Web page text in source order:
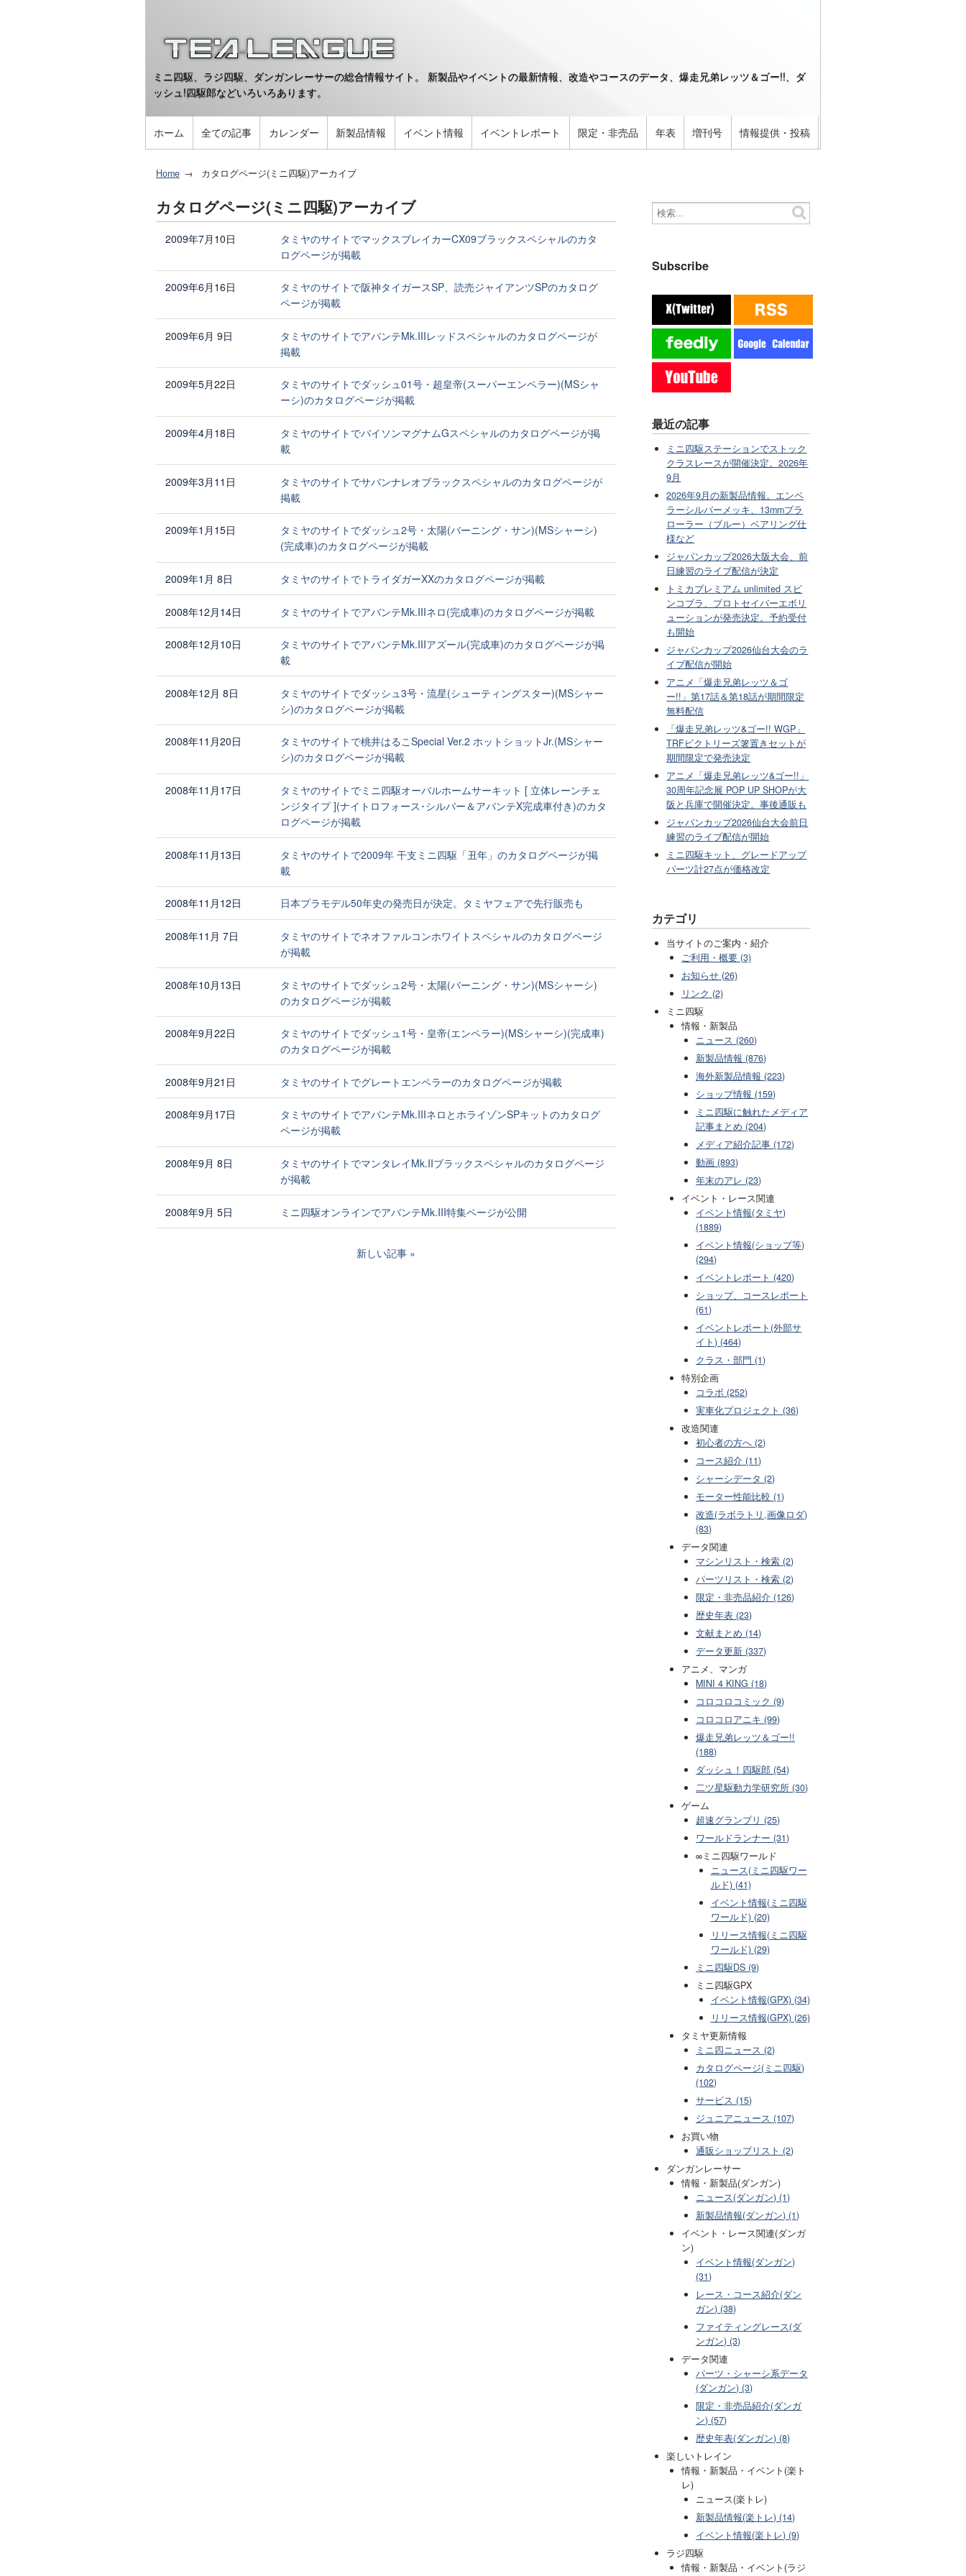
ミニ四駆、ラジ四駆、ダンガンレーサーの総合情報サイト。 新製品やイベントの最新情報、改造やコースのデータ、爆走兄弟レッツ＆ゴー!!、ダ
ッシュ!四駆郎などいろいろあります。
ホーム 全ての記事 カレンダー 新製品情報 イベント情報 イベントレポート 限定・非売品 年表 増刊号 情報提供・投稿
Home カタログページ(ミニ四駆)アーカイブ
カタログページ(ミニ四駆)アーカイブ
2009年7月10日
タミヤのサイトでマックスブレイカーCX09ブラックスペシャルのカタ
ログページが掲載
2009年6月16日
タミヤのサイトで阪神タイガースSP、読売ジャイアンツSPのカタログ
ページが掲載
2009年6月 9日
タミヤのサイトでアバンテMk.IIIレッドスペシャルのカタログページが
掲載
2009年5月22日
タミヤのサイトでダッシュ01号・超皇帝(スーパーエンペラー)(MSシャ
ーシ)のカタログページが掲載
2009年4月18日
タミヤのサイトでバイソンマグナムGスペシャルのカタログページが掲
載
2009年3月11日
タミヤのサイトでサバンナレオブラックスペシャルのカタログページが
掲載
2009年1月15日
タミヤのサイトでダッシュ2号・太陽(バーニング・サン)(MSシャーシ)
(完成車)のカタログページが掲載
2009年1月 8日 タミヤのサイトでトライダガーXXのカタログページが掲載
2008年12月14日 タミヤのサイトでアバンテMk.IIIネロ(完成車)のカタログページが掲載
2008年12月10日
タミヤのサイトでアバンテMk.IIIアズール(完成車)のカタログページが掲
載
2008年12月 8日
タミヤのサイトでダッシュ3号・流星(シューティングスター)(MSシャー
シ)のカタログページが掲載
2008年11月20日
タミヤのサイトで桃井はるこSpecial Ver.2 ホットショットJr.(MSシャー
シ)のカタログページが掲載
2008年11月17日
タミヤのサイトでミニ四駆オーバルホームサーキット [ 立体レーンチェ
ンジタイプ ](ナイトロフォース･シルバー＆アバンテX完成車付き)のカタ
ログページが掲載
2008年11月13日
タミヤのサイトで2009年 干支ミニ四駆「丑年」のカタログページが掲
載
2008年11月12日 日本プラモデル50年史の発売日が決定。タミヤフェアで先行販売も
2008年11月 7日
タミヤのサイトでネオファルコンホワイトスペシャルのカタログページ
が掲載
2008年10月13日
タミヤのサイトでダッシュ2号・太陽(バーニング・サン)(MSシャーシ)
のカタログページが掲載
2008年9月22日
タミヤのサイトでダッシュ1号・皇帝(エンペラー)(MSシャーシ)(完成車)
のカタログページが掲載
2008年9月21日 タミヤのサイトでグレートエンペラーのカタログページが掲載
2008年9月17日
タミヤのサイトでアバンテMk.IIIネロとホライゾンSPキットのカタログ
ページが掲載
2008年9月 8日
タミヤのサイトでマンタレイMk.IIブラックスペシャルのカタログページ
が掲載
2008年9月 5日 ミニ四駆オンラインでアバンテMk.III特集ページが公開
新しい記事
Subscribe
最近の記事
ミニ四駆ステーションでストック
クラスレースが開催決定。2026年
9月
2026年9月の新製品情報。エンペ
ラーシルバーメッキ、13mmプラ
ローラー（ブルー）ベアリング仕
様など
ジャパンカップ2026大阪大会、前
日練習のライブ配信が決定
トミカプレミアム unlimited スピ
ンコブラ、プロトセイバーエボリ
ューションが発売決定。予約受付
も開始
ジャパンカップ2026仙台大会のラ
イブ配信が開始
アニメ「爆走兄弟レッツ＆ゴ
ー!!」第17話＆第18話が期間限定
無料配信
「爆走兄弟レッツ&ゴー!! WGP」
TRFビクトリーズ箸置きセットが
期間限定で発売決定
アニメ「爆走兄弟レッツ&ゴー!!」
30周年記念展 POP UP SHOPが大
阪と兵庫で開催決定。事後通販も
ジャパンカップ2026仙台大会前日
練習のライブ配信が開始
ミニ四駆キット、グレードアップ
パーツ計27点が価格改定
カテゴリ
当サイトのご案内・紹介
ご利用・概要 (3)
お知らせ (26)
リンク (2)
ミニ四駆
情報・新製品
ニュース (260)
新製品情報 (876)
海外新製品情報 (223)
ショップ情報 (159)
ミニ四駆に触れたメディア
記事まとめ (204)
メディア紹介記事 (172)
動画 (893)
年末のアレ (23)
イベント・レース関連
イベント情報(タミヤ)
(1889)
イベント情報(ショップ等)
(294)
イベントレポート (420)
ショップ、コースレポート
(61)
イベントレポート(外部サ
イト) (464)
クラス・部門 (1)
特別企画
コラボ (252)
実車化プロジェクト (36)
改造関連
初心者の方へ (2)
コース紹介 (11)
シャーシデータ (2)
モーター性能比較 (1)
改造(ラボラトリ,画像ロダ)
(83)
データ関連
マシンリスト・検索 (2)
パーツリスト・検索 (2)
限定・非売品紹介 (126)
歴史年表 (23)
文献まとめ (14)
データ更新 (337)
アニメ、マンガ
MINI 4 KING (18)
コロコロコミック (9)
コロコロアニキ (99)
爆走兄弟レッツ＆ゴー!!
(188)
ダッシュ！四駆郎 (54)
二ツ星駆動力学研究所 (30)
ゲーム
超速グランプリ (25)
ワールドランナー (31)
∞ミニ四駆ワールド
ニュース(ミニ四駆ワー
ルド) (41)
イベント情報(ミニ四駆
ワールド) (20)
リリース情報(ミニ四駆
ワールド) (29)
ミニ四駆DS (9)
ミニ四駆GPX
イベント情報(GPX) (34)
リリース情報(GPX) (26)
タミヤ更新情報
ミニ四ニュース (2)
カタログページ(ミニ四駆)
(102)
サービス (15)
ジュニアニュース (107)
お買い物
通販ショップリスト (2)
ダンガンレーサー
情報・新製品(ダンガン)
ニュース(ダンガン) (1)
新製品情報(ダンガン) (1)
イベント・レース関連(ダンガ
ン)
イベント情報(ダンガン)
(31)
レース・コース紹介(ダン
ガン) (38)
ファイティングレース(ダ
ンガン) (3)
データ関連
パーツ・シャーシ系データ
(ダンガン) (3)
限定・非売品紹介(ダンガ
ン) (57)
歴史年表(ダンガン) (8)
楽しいトレイン
情報・新製品・イベント(楽ト
レ)
ニュース(楽トレ)
新製品情報(楽トレ) (14)
イベント情報(楽トレ) (9)
ラジ四駆
情報・新製品・イベント(ラジ